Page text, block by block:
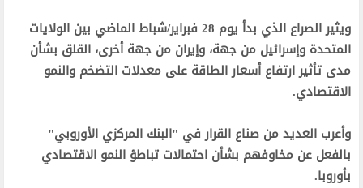
‫ويثير الصراع الذي بدأ يوم 28 فبراير/شباط الماضي بين الولايات
المتحدة وإسرائيل من جهة، وإيران من جهة أخرى، القلق بشأن
مدى تأثير ارتفاع أسعار الطاقة على معدلات التضخم والنمو
الاقتصادي.‬
‫وأعرب العديد من صناع القرار في "البنك المركزي الأوروبي"
بالفعل عن مخاوفهم بشأن احتمالات تباطؤ النمو الاقتصادي
بأوروبا.‬